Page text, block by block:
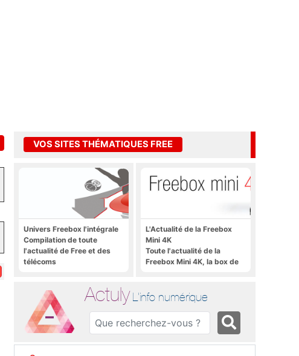
VOS SITES THÉMATIQUES FREE
Univers Freebox l'intégrale
Compilation de toute
l'actualité de Free et des
télécoms
L'Actualité de la Freebox
Mini 4K
Toute l'actualité de la
Freebox Mini 4K, la box de
Actuly L'info numérique